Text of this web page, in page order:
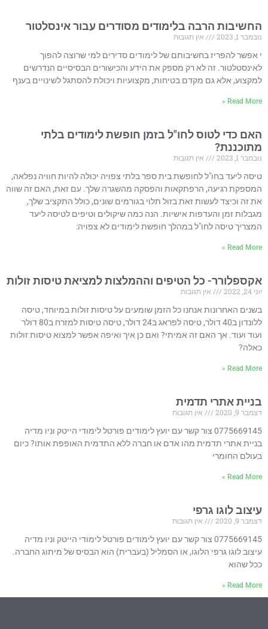
החשיבות הרבה בלימודים מסודרים עבור אינסלטור
נובמבר 1, 2023
אין תגובות
י אפשר להפריז בחשיבותם של לימודים סדירים למי שרוצה להפוך
לאינסטלטור. זה לא רק מספק את הידע והכישורים הבסיסיים הנדרשים
למקצוע, אלא גם מקדם בטיחות, מקצועיות ויכולת להסתגל לשינויים בענף
Read More »
האם כדי לטוס לחו"ל בזמן חופשת לימודים בלתי
מתוכננת?
נובמבר 1, 2023
אין תגובות
טיסה ליעד בחו"ל לחופשת בית ספר בלתי צפויה יכולה להיות חוויה נפלאה,
המספקת רגיעה, הרפתקאות והפסקה מהשגרה שלך. עם זאת, האם זה שווה
את זה וכיצד לעשות זאת בזול תלוי בגורמים שונים, כולל התקציב שלך,
מגבלות זמן והעדפות אישיות. הנה כמה שיקולים וטיפים לטיסה ליעד
המצריך טיסה לחו"ל במהלך חופשת לימודים לא צפויה:
Read More »
אקספלורר- כל הטיפים וההמלצות למציאת טיסות זולות
יוני 24, 2022
אין תגובות
בשנים האחרונות אנחנו כל הזמן שומעים על טיסות זולות במיוחד, טיסה
ללונדון ב40 דולר, טיסה לפראג ב24 דולר, טיסה טיסות למזרח ב80 דולר
ועוד ועוד. אך האם זה אמיתי? ואם כן איך ואיפה אפשר למצוא טיסות זולות
כאלה?
Read More »
בניית אתרי תדמית
דצמבר 9, 2020
אין תגובות
0775669145 צור קשר עם יועץ לימודים פורטל לימודי הייטק וניו מדיה
בניית אתרי תדמית מהו אדם או חברה ללא התדמית האופפת אותו? כיום
בעולם החומרי
Read More »
עיצוב לוגו גרפי
דצמבר 9, 2020
אין תגובות
0775669145 צור קשר עם יועץ לימודים פורטל לימודי הייטק וניו מדיה
עיצוב לוגו גרפי הלוגו, או הסמליל (בעברית) הוא הבסיס של מיתוג החברה.
ככל שהוא
Read More »